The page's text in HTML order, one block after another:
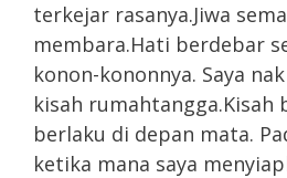
terkejar rasanya.Jiwa
membara.Hati berdebar
konon-kononnya. Saya
kisah rumahtangga.Kisah
berlaku di depan mata.
ketika mana saya